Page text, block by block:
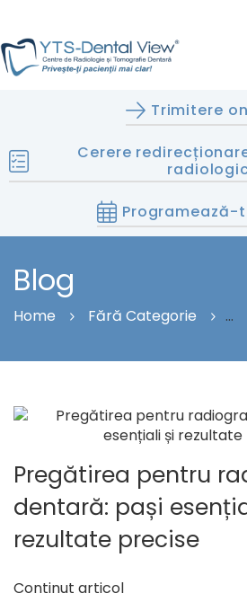
Trimitere
Cerere
Programează-
Blog
Home
Fără Categorie
Și Rezultate Precise
Pregătirea pentru
dentară: pași
rezultate precise
Continut articol